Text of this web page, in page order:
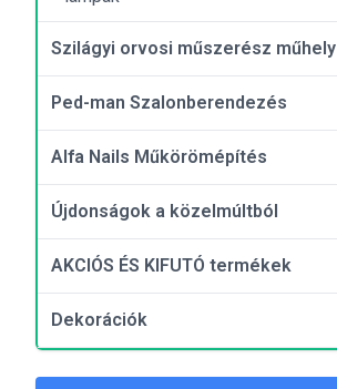
Szilágyi orvosi műszerész műhely
Ped-man Szalonberendezés
Alfa Nails Műkörömépítés
Újdonságok a közelmúltból
AKCIÓS ÉS KIFUTÓ termékek
Dekorációk